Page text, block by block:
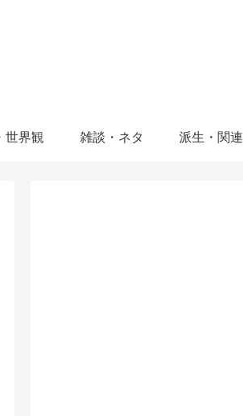
世界観 雑談・ネタ 派生・関連